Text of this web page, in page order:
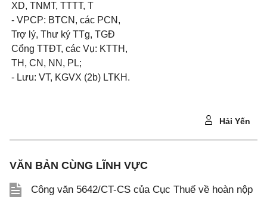
XD, TNMT, TTTT, T
- VPCP: BTCN, các PCN,
Trợ lý, Thư ký TTg, TGĐ
Cổng TTĐT, các Vụ: KTTH,
TH, CN, NN, PL;
- Lưu: VT, KGVX (2b) LTKH.
Hải Yến
VĂN BẢN CÙNG LĨNH VỰC
Công văn 5642/CT-CS của Cục Thuế về hoàn nộp